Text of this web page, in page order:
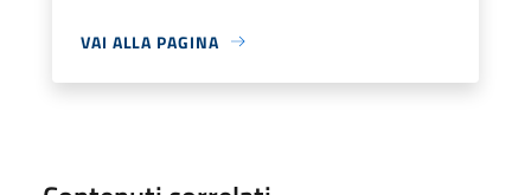
VAI ALLA PAGINA